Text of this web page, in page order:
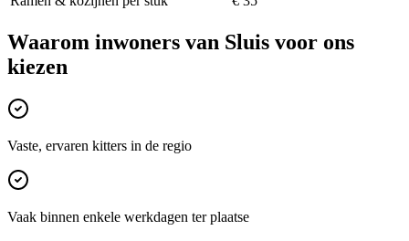
Waarom inwoners van Sluis voor ons
kiezen
Vaste, ervaren kitters in de regio
Vaak binnen enkele werkdagen ter plaatse